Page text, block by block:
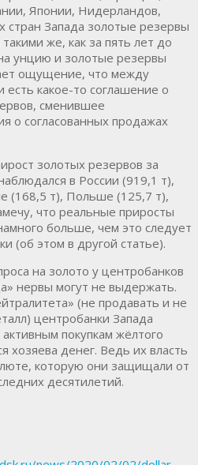
Японии, Нидерландов,
стран Запада золотые резервы
же, как за пять лет до
унцию и золотые резервы
ощущение, что между
какое-то соглашение о
сменившее
о согласованных продажах
золотых резервов за
в России (919,1 т),
(168,5 т), Польше (125,7 т),
что реальные приросты
больше, чем это следует
(об этом в другой статье).
на золото у центробанков
нервы могут не выдержать.
(не продавать и не
центробанки Запада
покупкам жёлтого
хозяева денег. Ведь их власть
которую они защищали от
десятилетий.